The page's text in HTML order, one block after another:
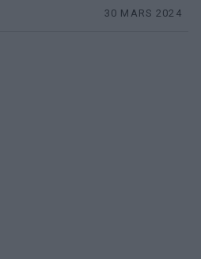
30 MARS 2024